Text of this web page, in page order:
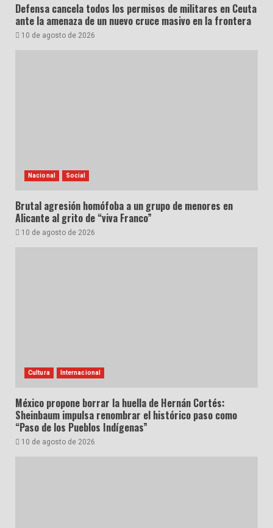
Defensa cancela todos los permisos de militares en Ceuta
ante la amenaza de un nuevo cruce masivo en la frontera
10 de agosto de 2026
Nacional Social
Brutal agresión homófoba a un grupo de menores en
Alicante al grito de “viva Franco”
10 de agosto de 2026
Cultura Internacional
México propone borrar la huella de Hernán Cortés:
Sheinbaum impulsa renombrar el histórico paso como
“Paso de los Pueblos Indígenas”
10 de agosto de 2026